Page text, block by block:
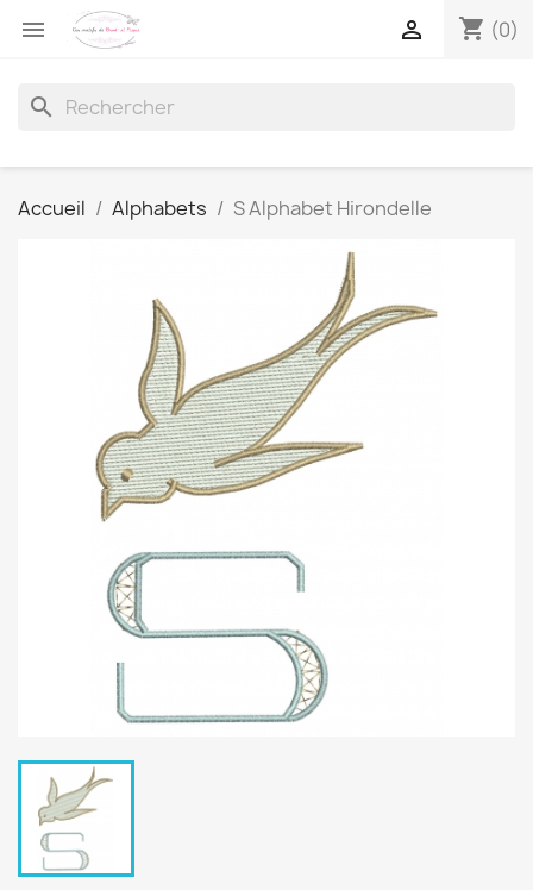
 shopping_cart (0)

search
Accueil Alphabets S Alphabet Hirondelle